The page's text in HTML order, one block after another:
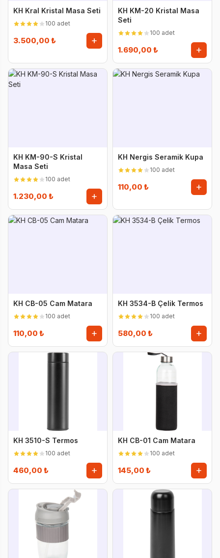
KH Kral Kristal Masa Seti
100 adet
3.500,00 ₺
KH KM-20 Kristal Masa
Seti
100 adet
1.690,00 ₺
KH KM-90-S Kristal
Masa Seti
100 adet
1.230,00 ₺
KH Nergis Seramik Kupa
100 adet
110,00 ₺
KH CB-05 Cam Matara
100 adet
110,00 ₺
KH 3534-B Çelik Termos
100 adet
580,00 ₺
KH 3510-S Termos
100 adet
460,00 ₺
KH CB-01 Cam Matara
100 adet
145,00 ₺